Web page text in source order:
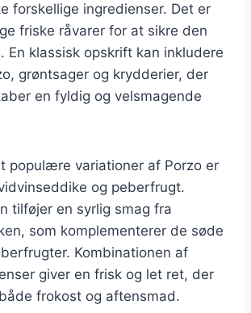
forskellige ingredienser. Det er
friske råvarer for at sikre den
En klassisk opskrift kan inkludere
grøntsager og krydderier, der
en fyldig og velsmagende
populære variationer af Porzo er
og peberfrugt.
tilføjer en syrlig smag fra
som komplementerer de søde
Kombinationen af
giver en frisk og let ret, der
frokost og aftensmad.